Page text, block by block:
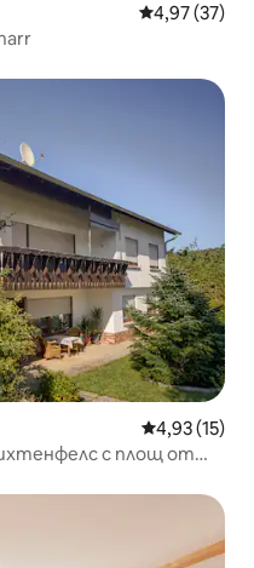
Средна
4,97 (37)
Средна
4,93 (15)
с площ от